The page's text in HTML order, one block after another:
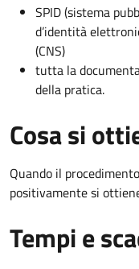
SPID (sistema
d’identità
(CNS)
tutta la
della pratica.
Cosa si
Quando il
positivamente si
Tempi e